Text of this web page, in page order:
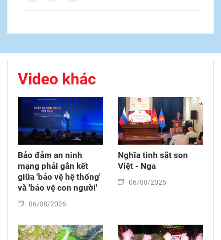
Video khác
Bảo đảm an ninh
mạng phải gắn kết
giữa 'bảo vệ hệ thống'
và 'bảo vệ con người'
06/08/2026
Nghĩa tình sắt son
Việt - Nga
06/08/2026